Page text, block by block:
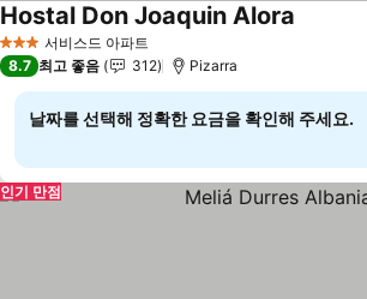
3 성급 서비스드 아파트
Hostal Don Joaquin Alora
8.7 최고 좋음 312 Pizarra
날짜를 선택해 정확한 요금을 확인해 주세요.
인기 만점